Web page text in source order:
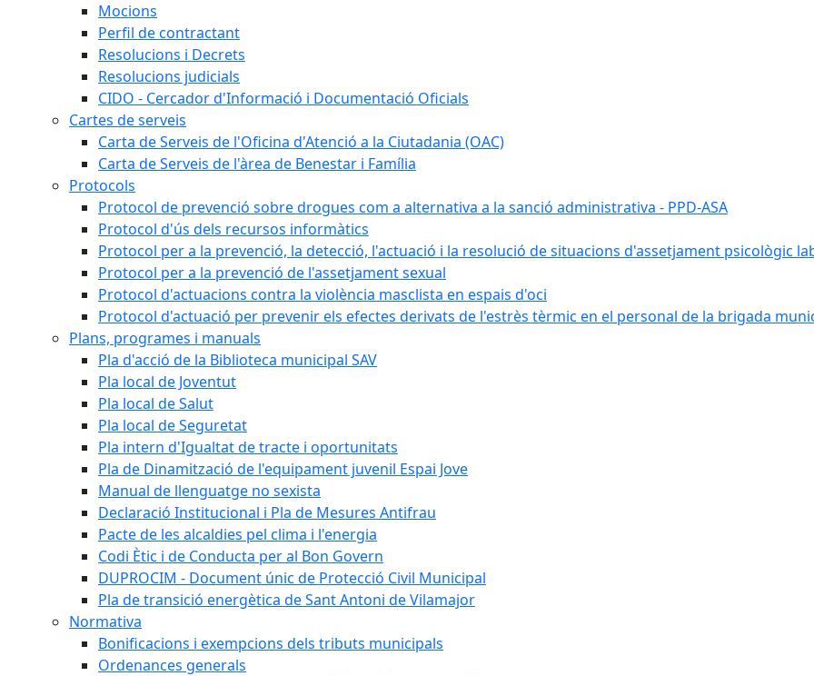
Mocions
Perfil de contractant
Resolucions i Decrets
Resolucions judicials
CIDO - Cercador d'Informació i Documentació Oficials
Cartes de serveis
Carta de Serveis de l'Oficina d'Atenció a la Ciutadania (OAC)
Carta de Serveis de l'àrea de Benestar i Família
Protocols
Protocol de prevenció sobre drogues com a alternativa a la sanció administrativa - PPD-ASA
Protocol d'ús dels recursos informàtics
Protocol per a la prevenció, la detecció, l'actuació i la resolució de situacions d'assetjament psicològic
Protocol per a la prevenció de l'assetjament sexual
Protocol d'actuacions contra la violència masclista en espais d'oci
Protocol d'actuació per prevenir els efectes derivats de l'estrès tèrmic en el personal de la brigada
Plans, programes i manuals
Pla d'acció de la Biblioteca municipal SAV
Pla local de Joventut
Pla local de Salut
Pla local de Seguretat
Pla intern d'Igualtat de tracte i oportunitats
Pla de Dinamització de l'equipament juvenil Espai Jove
Manual de llenguatge no sexista
Declaració Institucional i Pla de Mesures Antifrau
Pacte de les alcaldies pel clima i l'energia
Codi Ètic i de Conducta per al Bon Govern
DUPROCIM - Document únic de Protecció Civil Municipal
Pla de transició energètica de Sant Antoni de Vilamajor
Normativa
Bonificacions i exempcions dels tributs municipals
Ordenances generals